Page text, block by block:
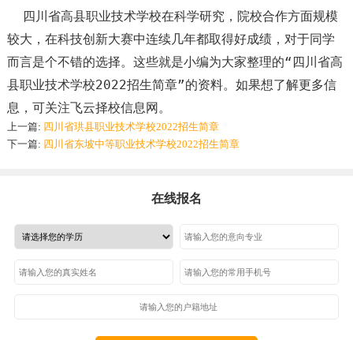
四川省高县职业技术学校在科学研究，院校合作方面规模
较大，在科技创新大赛中连续几年都取得好成绩，对于同学
而言是个不错的选择。这些就是小编为大家整理的“四川省高
县职业技术学校2022招生简章”的资料。如果想了解更多信
息，可关注飞云择校信息网。
上一篇: 四川省珙县职业技术学校2022招生简章
下一篇: 四川省东坡中等职业技术学校2022招生简章
在线报名